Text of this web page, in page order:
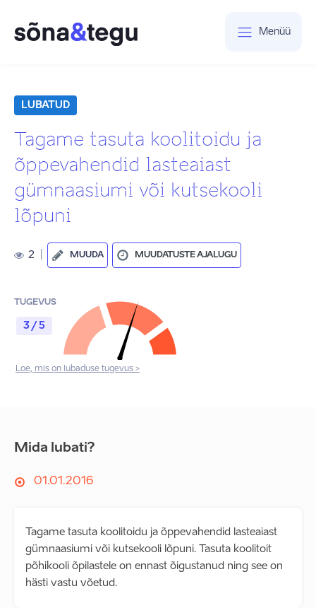
Menüü
LUBATUD
Tagame tasuta koolitoidu ja
õppevahendid lasteaiast
gümnaasiumi või kutsekooli
lõpuni
2 MUUDA MUUDATUSTE AJALUGU
TUGEVUS
3 / 5
Loe, mis on lubaduse tugevus >
Mida lubati?
01.01.2016
Tagame tasuta koolitoidu ja õppevahendid lasteaiast
gümnaasiumi või kutsekooli lõpuni. Tasuta koolitoit
põhikooli õpilastele on ennast õigustanud ning see on
hästi vastu võetud.